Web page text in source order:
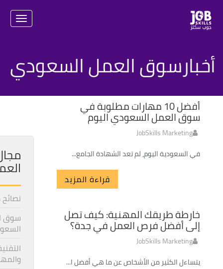
أخبارسوق العمل السعودي
24
JUN أفضل 10 مهارات مطلوبة في
سوق العمل السعودي اليوم
JobSkills Marketing
في السعودية اليوم، لم تعد الشهادة الجامع...
قراءة المزيد
27
AUG
خارطة طريقك المهنية: كيف تصل
إلى أفضل فرص العمل في جدة؟
JobSkills Marketing
يتساءل الكثير من الأشخاص عن ما هي أفضل ا...
سوق